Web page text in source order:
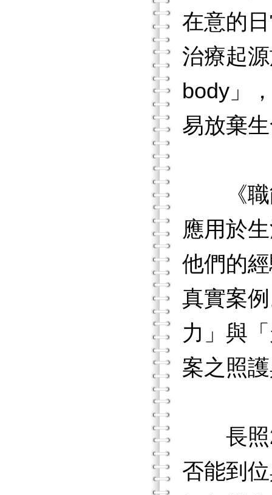
在意的
治療起
body」
易放棄
《職能
應用於
他們的
真實案
力」與
案之照
長照
否能到